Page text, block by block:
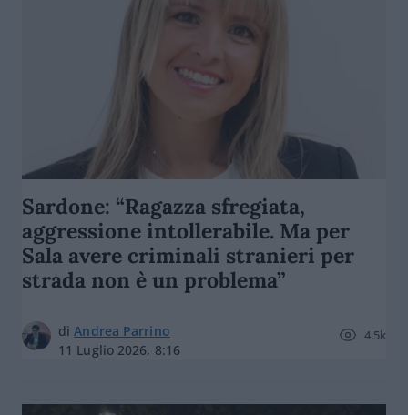
Sardone: “Ragazza sfregiata,
aggressione intollerabile. Ma per
Sala avere criminali stranieri per
strada non è un problema”
diAndrea Parrino
11 Luglio 2026, 8:16
4.5k